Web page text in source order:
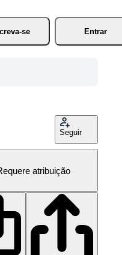
se
Entrar
Seguir
atribuição